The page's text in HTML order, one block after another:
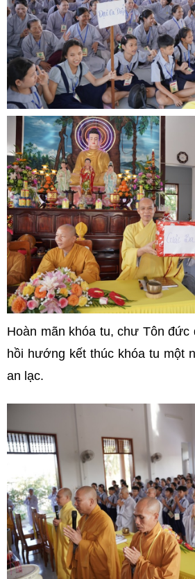
Hoàn mãn khóa tu, chư Tôn
hồi hướng kết thúc khóa tu một
an lạc.